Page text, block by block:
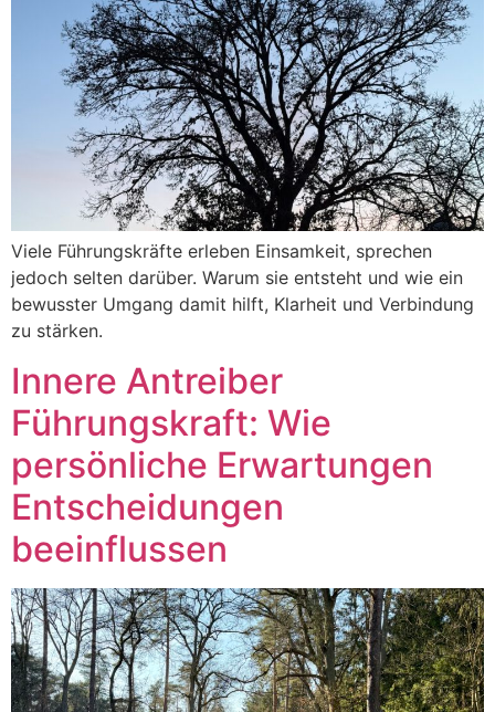
Viele Führungskräfte erleben Einsamkeit, sprechen
jedoch selten darüber. Warum sie entsteht und wie ein
bewusster Umgang damit hilft, Klarheit und Verbindung
zu stärken.
Innere Antreiber
Führungskraft: Wie
persönliche Erwartungen
Entscheidungen
beeinflussen